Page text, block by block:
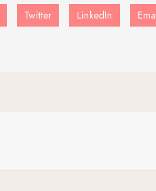
Twitter LinkedIn